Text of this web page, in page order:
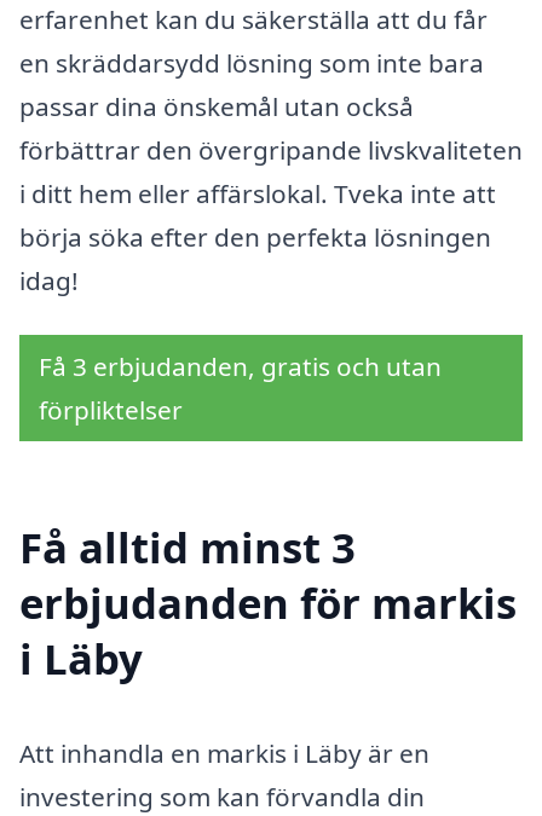
erfarenhet kan du säkerställa att du får
en skräddarsydd lösning som inte bara
passar dina önskemål utan också
förbättrar den övergripande livskvaliteten
i ditt hem eller affärslokal. Tveka inte att
börja söka efter den perfekta lösningen
idag!
Få 3 erbjudanden, gratis och utan
förpliktelser
Få alltid minst 3
erbjudanden för markis
i Läby
Att inhandla en markis i Läby är en
investering som kan förvandla din